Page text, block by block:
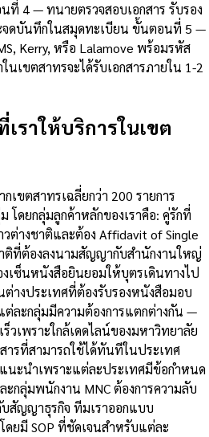
ที่ 4 — ทนายตรวจสอบเอกสาร รับรอง
จดบันทึกในสมุดทะเบียน ขั้นตอนที่ 5 —
Kerry, หรือ Lalamove พร้อมรหัส
เขตสาทรจะได้รับเอกสารภายใน 1-2
ราให้บริการในเขต
เขตสาทรเฉลี่ยกว่า 200 รายการ
โดยกลุ่มลูกค้าหลักของเราคือ: คู่รักที่
ต่างชาติและต้อง Affidavit of Single
ที่ต้องลงนามสัญญากับสำนักงานใหญ่
เซ็นหนังสือยินยอมให้บุตรเดินทางไป
ต่างประเทศที่ต้องรับรองหนังสือมอบ
ละกลุ่มมีความต้องการแตกต่างกัน —
วเพราะใกล้เดดไลน์ของมหาวิทยาลัย
ารที่สามารถใช้ได้ทันทีในประเทศ
นะนำเพราะแต่ละประเทศมีข้อกำหนด
ะกลุ่มพนักงาน MNC ต้องการความลับ
บสัญญาธุรกิจ ทีมเราออกแบบ
ดยมี SOP ที่ชัดเจนสำหรับแต่ละ